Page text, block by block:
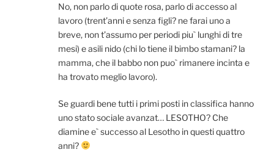
No, non parlo di quote rosa, parlo di accesso al
lavoro (trent’anni e senza figli? ne farai uno a
breve, non t’assumo per periodi piu` lunghi di tre
mesi) e asili nido (chi lo tiene il bimbo stamani? la
mamma, che il babbo non puo` rimanere incinta e
ha trovato meglio lavoro).
Se guardi bene tutti i primi posti in classifica hanno
uno stato sociale avanzat… LESOTHO? Che
diamine e` successo al Lesotho in questi quattro
anni?